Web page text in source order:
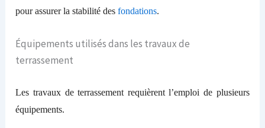
pour assurer la stabilité desfondations.
Équipements utilisés dans les travaux de
terrassement
Les travaux de terrassement requièrent l’emploi de plusieurs
équipements.